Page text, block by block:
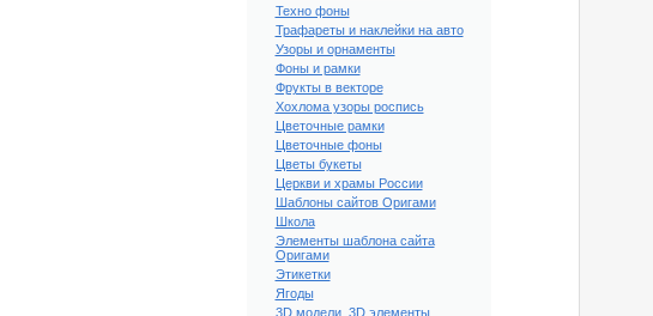
Техно фоны
Трафареты и наклейки на авто
Узоры и орнаменты
Фоны и рамки
Фрукты в векторе
Хохлома узоры роспись
Цветочные рамки
Цветочные фоны
Цветы букеты
Церкви и храмы России
Шаблоны сайтов Оригами
Школа
Элементы шаблона сайта
Оригами
Этикетки
Ягоды
3D модели, 3D элементы